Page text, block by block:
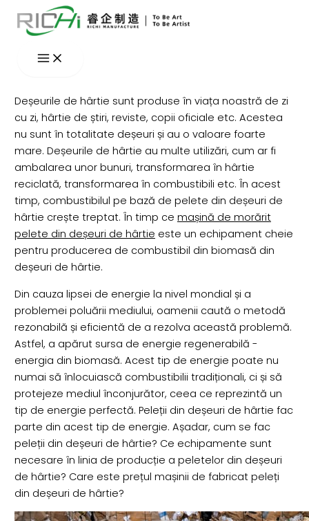
Skip
Deșeurile de hârtie sunt produse în viața noastră de zi
cu zi, hârtie de știri, reviste, copii oficiale etc. Acestea
nu sunt în totalitate deșeuri și au o valoare foarte
mare. Deșeurile de hârtie au multe utilizări, cum ar fi
ambalarea unor bunuri, transformarea în hârtie
reciclată, transformarea în combustibili etc. În acest
timp, combustibilul pe bază de pelete din deșeuri de
hârtie crește treptat. În timp ce mașină de morărit
pelete din deșeuri de hârtie este un echipament cheie
pentru producerea de combustibil din biomasă din
deșeuri de hârtie.
Din cauza lipsei de energie la nivel mondial și a
problemei poluării mediului, oamenii caută o metodă
rezonabilă și eficientă de a rezolva această problemă.
Astfel, a apărut sursa de energie regenerabilă -
energia din biomasă. Acest tip de energie poate nu
numai să înlocuiască combustibilii tradiționali, ci și să
protejeze mediul înconjurător, ceea ce reprezintă un
tip de energie perfectă. Peleții din deșeuri de hârtie fac
parte din acest tip de energie. Așadar, cum se fac
peleții din deșeuri de hârtie? Ce echipamente sunt
necesare în linia de producție a peletelor din deșeuri
de hârtie? Care este prețul mașinii de fabricat peleți
din deșeuri de hârtie?